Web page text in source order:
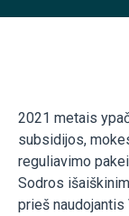
2021 metais
subsidijos,
reguliavimo
Sodros
prieš naudojantis